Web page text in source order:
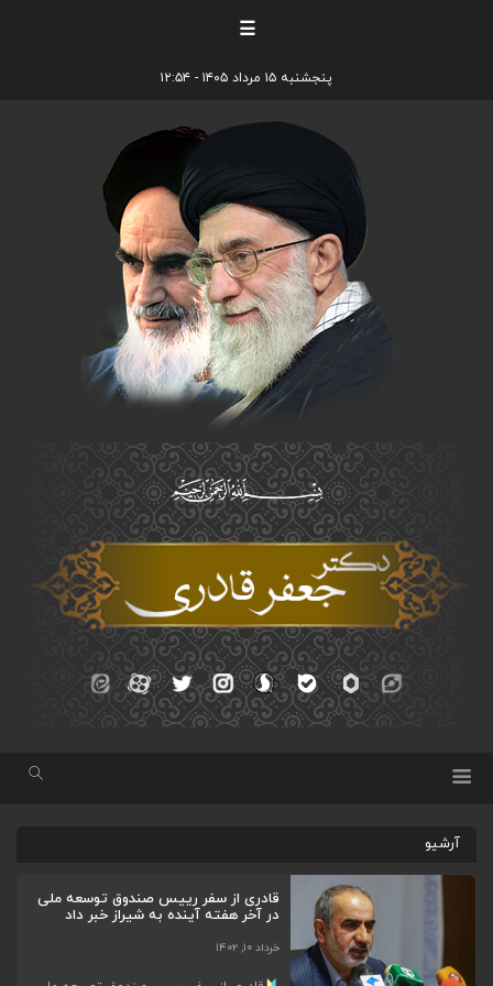
☰
پنجشنبه ۱۵ مرداد ۱۴۰۵ - ۱۲:۵۴
آرشیو
قادری از سفر رییس صندوق توسعه ملی
در آخر هفته آینده به شیراز خبر داد
خرداد ۱۰, ۱۴۰۲